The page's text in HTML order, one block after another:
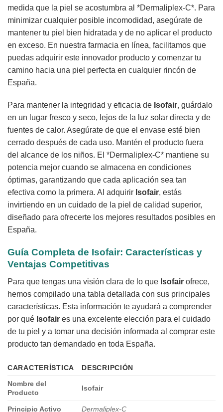
medida que la piel se acostumbra al *Dermaliplex-C*. Para
minimizar cualquier posible incomodidad, asegúrate de
mantener tu piel bien hidratada y de no aplicar el producto
en exceso. En nuestra farmacia en línea, facilitamos que
puedas adquirir este innovador producto y comenzar tu
camino hacia una piel perfecta en cualquier rincón de
España.
Para mantener la integridad y eficacia de Isofair, guárdalo
en un lugar fresco y seco, lejos de la luz solar directa y de
fuentes de calor. Asegúrate de que el envase esté bien
cerrado después de cada uso. Mantén el producto fuera
del alcance de los niños. El *Dermaliplex-C* mantiene su
potencia mejor cuando se almacena en condiciones
óptimas, garantizando que cada aplicación sea tan
efectiva como la primera. Al adquirir Isofair, estás
invirtiendo en un cuidado de la piel de calidad superior,
diseñado para ofrecerte los mejores resultados posibles en
España.
Guía Completa de Isofair: Características y
Ventajas Competitivas
Para que tengas una visión clara de lo que Isofair ofrece,
hemos compilado una tabla detallada con sus principales
características. Esta información te ayudará a comprender
por qué Isofair es una excelente elección para el cuidado
de tu piel y a tomar una decisión informada al comprar este
producto tan demandado en toda España.
CARACTERÍSTICA
DESCRIPCIÓN
Nombre del
Producto
Isofair
Principio Activo Dermaliplex-C